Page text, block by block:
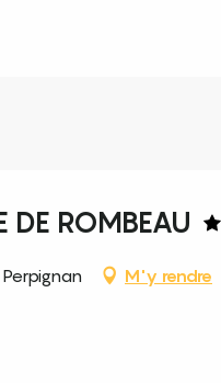
DE ROMBEAU
M'y rendre